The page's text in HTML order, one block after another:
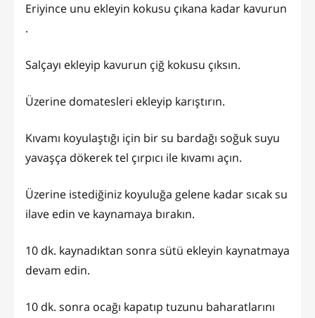
Eriyince unu ekleyin kokusu çıkana kadar kavurun
.
Salçayı ekleyip kavurun çiğ kokusu çıksın.
Üzerine domatesleri ekleyip karıştırın.
Kıvamı koyulaştığı için bir su bardağı soğuk suyu
yavaşça dökerek tel çırpıcı ile kıvamı açın.
Üzerine istediğiniz koyuluğa gelene kadar sıcak su
ilave edin ve kaynamaya bırakın.
10 dk. kaynadıktan sonra sütü ekleyin kaynatmaya
devam edin.
10 dk. sonra ocağı kapatıp tuzunu baharatlarını